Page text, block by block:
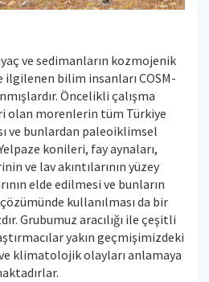
ve sedimanların kozmojenik
ilgilenen bilim insanları COSM-
Öncelikli çalışma
olan morenlerin tüm Türkiye
ve bunlardan paleoiklimsel
konileri, fay aynaları,
ve lav akıntılarının yüzey
elde edilmesi ve bunların
kullanılması da bir
Grubumuz aracılığı ile çeşitli
yakın geçmişimizdeki
klimatolojik olayları anlamaya